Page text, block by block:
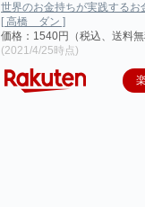
世界のお金持ちが実践するお
[ 高橋 ダン ]
価格：1540円（税込、送料
(2021/4/25時点)